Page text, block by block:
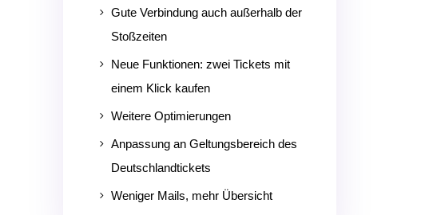
5 Gute Verbindung auch außerhalb der
Stoßzeiten
5
Neue Funktionen: zwei Tickets mit
einem Klick kaufen
5 Weitere Optimierungen
5 Anpassung an Geltungsbereich des
Deutschlandtickets
5 Weniger Mails, mehr Übersicht